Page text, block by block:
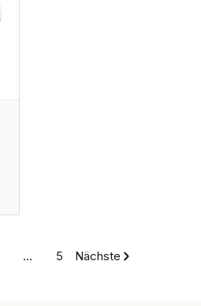
… 5 Nächste